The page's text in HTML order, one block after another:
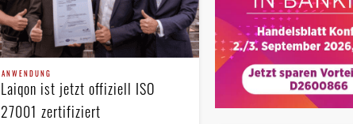
ANWENDUNG
Laiqon ist jetzt offiziell ISO
27001 zertifiziert